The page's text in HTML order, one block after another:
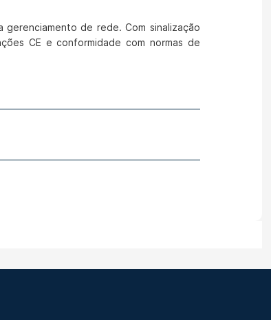
gerenciamento de rede. Com sinalização
CE e conformidade com normas de